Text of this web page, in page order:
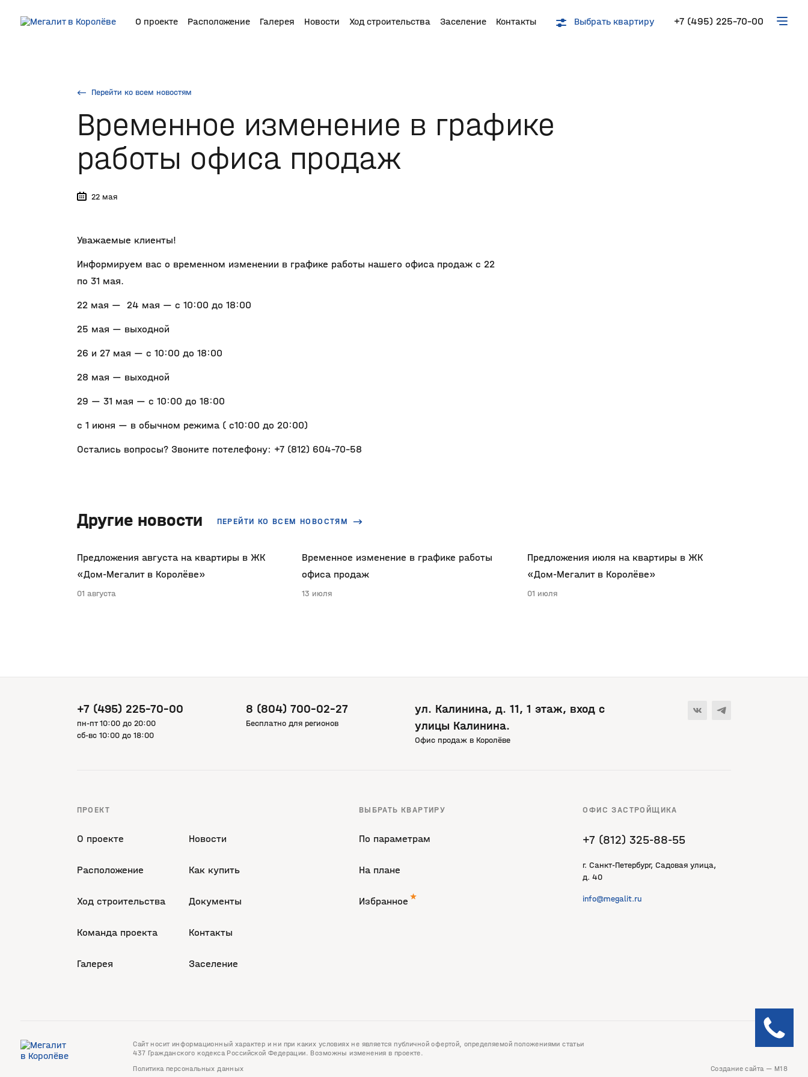
О проекте Расположение Галерея Новости Ход строительства Заселение Контакты Выбрать квартиру +7 (495) 225-70-00
Перейти ко всем новостям
Временное изменение в графике
работы офиса продаж
22 мая
Уважаемые клиенты!
Информируем вас о временном изменении в графике работы нашего офиса продаж с 22
по 31 мая.
22 мая — 24 мая — с 10:00 до 18:00
25 мая — выходной
26 и 27 мая — с 10:00 до 18:00
28 мая — выходной
29 — 31 мая — с 10:00 до 18:00
с 1 июня — в обычном режима ( с10:00 до 20:00)
Остались вопросы? Звоните потелефону: +7 (812) 604-70-58
Другие новости ПЕРЕЙТИ КО ВСЕМ НОВОСТЯМ
Предложения августа на квартиры в ЖК
«Дом-Мегалит в Королёве»
01 августа
Временное изменение в графике работы
офиса продаж
13 июля
Предложения июля на квартиры в ЖК
«Дом-Мегалит в Королёве»
01 июля
+7 (495) 225-70-00
пн-пт 10:00 до 20:00
сб-вс 10:00 до 18:00
8 (804) 700-02-27
Бесплатно для регионов
ул. Калинина, д. 11, 1 этаж, вход с
улицы Калинина.
Офис продаж в Королёве
ПРОЕКТ
О проекте Новости
Расположение Как купить
Ход строительства Документы
Команда проекта Контакты
Галерея Заселение
ВЫБРАТЬ КВАРТИРУ
По параметрам
На плане
Избранное
ОФИС ЗАСТРОЙЩИКА
+7 (812) 325‐88‐55
г. Санкт‐Петербург, Садовая улица,
д. 40
info@megalit.ru
Сайт носит информационный характер и ни при каких условиях не является публичной офертой, определяемой положениями статьи
437 Гражданского кодекса Российской Федерации. Возможны изменения в проекте.
Политика персональных данных
Создание сайта — М18